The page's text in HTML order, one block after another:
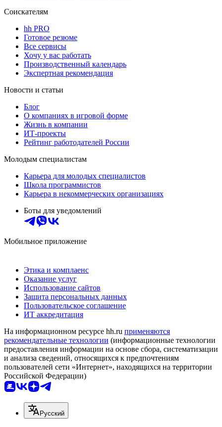
Соискателям
hh PRO
Готовое резюме
Все сервисы
Хочу у вас работать
Производственный календарь
Экспертная рекомендация
Новости и статьи
Блог
О компаниях в игровой форме
Жизнь в компании
ИТ-проекты
Рейтинг работодателей России
Молодым специалистам
Карьера для молодых специалистов
Школа программистов
Карьера в некоммерческих организациях
Боты для уведомлений
Мобильное приложение
Этика и комплаенс
Оказание услуг
Использование сайтов
Защита персональных данных
Пользовательское соглашение
ИТ аккредитация
На информационном ресурсе hh.ru применяются
рекомендательные технологии (информационные технологии
предоставления информации на основе сбора, систематизации
и анализа сведений, относящихся к предпочтениям
пользователей сети «Интернет», находящихся на территории
Российской Федерации)
Русский